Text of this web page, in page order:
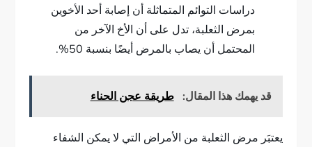
دراسات التوائم المتماثلة أن إصابة أحد الأخوين
بمرض الثعلبة، تدل على أن الأخ الآخر من
المحتمل أن يصاب بالمرض أيضًا بنسبة 50%.
قد يهمك هذا المقال: طريقة عجن الحناء
يعتبَر مرض الثعلبة من الأمراض التي لا يمكن الشفاء